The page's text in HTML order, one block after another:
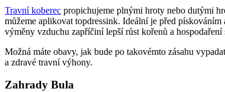
Travní koberec propichujeme plnými hroty nebo dutými
můžeme aplikovat topdressink. Ideální je před
výměny vzduchu zapříčiní lepší růst kořenů a
Možná máte obavy, jak bude po takovémto zásahu
a zdravé travní výhony.
Zahrady Bula